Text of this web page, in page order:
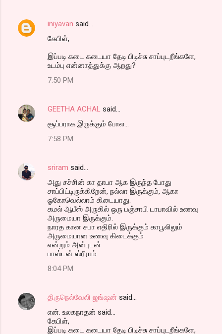
iniyavan said…
கேபிள்,
இப்படி கடை கடையா தேடி பிடிச்சு சாப்புடறீங்களே,
உடம்பு என்னாத்துக்கு ஆறது?
7:50 PM
GEETHA ACHAL said…
சூப்பராக இருக்கும் போல...
7:58 PM
sriram said…
அது சச்சின் கா தாபா ஆக இருந்த போது
சாப்பிட்டிருக்கிறேன், நல்லா இருக்கும், ஆகா
ஓகோவெல்லாம் கிடையாது.
கமல் ஆபீஸ் அருகில் ஒரு பஞ்சாபி டாபாவில் உணவு
அருமையா இருக்கும்.
நாரத கான சபா எதிரில் இருக்கும் காபூலிலும்
அருமையான உணவு கிடைக்கும்
என்றும் அன்புடன்
பாஸ்டன் ஸ்ரீராம்
8:04 PM
திருநெல்வேலி ஜங்ஷன் said…
என். உலகநாதன் said...
கேபிள்,
இப்படி கடை கடையா தேடி பிடிச்சு சாப்புடறீங்களே,